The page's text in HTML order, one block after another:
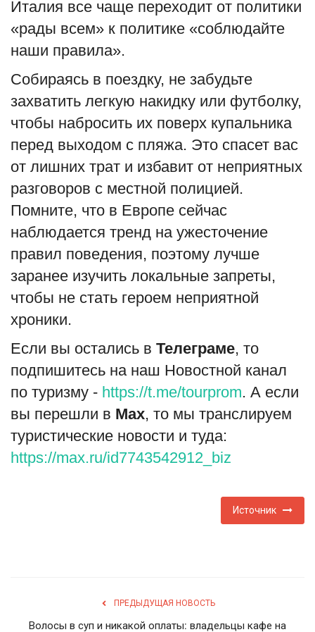
Италия все чаще переходит от политики
«рады всем» к политике «соблюдайте
наши правила».
Собираясь в поездку, не забудьте
захватить легкую накидку или футболку,
чтобы набросить их поверх купальника
перед выходом с пляжа. Это спасет вас
от лишних трат и избавит от неприятных
разговоров с местной полицией.
Помните, что в Европе сейчас
наблюдается тренд на ужесточение
правил поведения, поэтому лучше
заранее изучить локальные запреты,
чтобы не стать героем неприятной
хроники.
Если вы остались в Телеграме, то
подпишитесь на наш Новостной канал
по туризму - https://t.me/tourprom. А если
вы перешли в Мах, то мы транслируем
туристические новости и туда:
https://max.ru/id7743542912_biz
Источник
ПРЕДЫДУЩАЯ НОВОСТЬ
Волосы в суп и никакой оплаты: владельцы кафе на